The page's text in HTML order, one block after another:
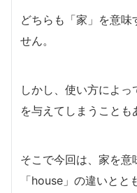
どちらも「家」を意味
せん。
しかし、使い方によ
を与えてしまうことも
そこで今回は、家を意
「house」の違いと